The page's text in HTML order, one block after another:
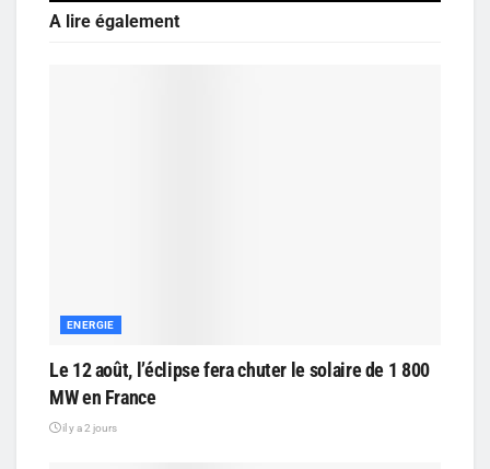
A lire également
ENERGIE
Le 12 août, l’éclipse fera chuter le solaire de 1 800
MW en France
il y a 2 jours